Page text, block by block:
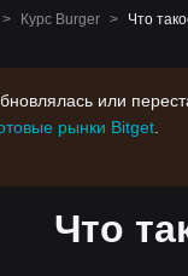
> Курс Burger > Что
или
рынки Bitget
Что